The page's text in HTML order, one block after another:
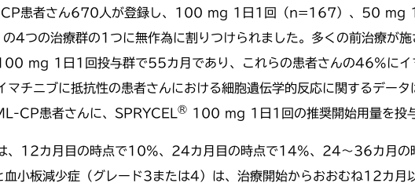
患者さん670人が登録し、100 mg 1日1回（n=167）、50
の治療群の1つに無作為に割りつけられました。多くの前治療が施
mg 1日1回投与群で55カ月であり、これらの患者さんの46%にイ
チニブに抵抗性の患者さんにおける細胞遺伝学的反応に関するデー
CP患者さんに、SPRYCEL
® 100 mg 1日1回の推奨開始用量を投
は、12カ月目の時点で10%、24カ月目の時点で14%、24～36カ月
小板減少症（グレード3または4）は、治療開始からおおむね12カ月